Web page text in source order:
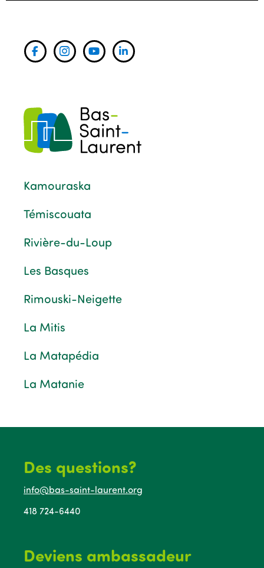
Kamouraska
Témiscouata
Rivière-du-Loup
Les Basques
Rimouski-Neigette
La Mitis
La Matapédia
La Matanie
Des questions?
info@bas-saint-laurent.org
418 724-6440
Deviens ambassadeur